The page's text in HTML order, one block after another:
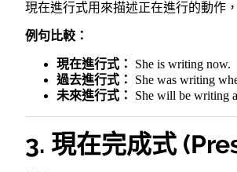
現在進行式用來描述正在進行的動作
例句比較：
現在進行式：
She is writing
過去進行式：
She was writing
未來進行式：
She will be writing
3. 現在完成式